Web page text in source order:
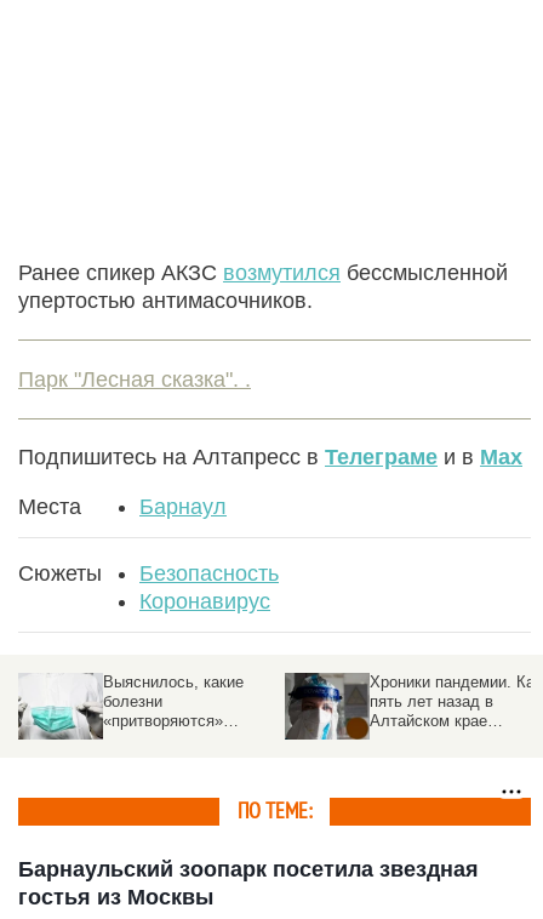
Ранее спикер АКЗС возмутился бессмысленной
упертостью антимасочников.
Парк "Лесная сказка". .
Подпишитесь на Алтапресс в Телеграме и в Max
Места Барнаул
Сюжеты
Безопасность
Коронавирус
Хроники пандемии. Как
пять лет назад в
Алтайском крае
бунтовали против
Разведданные: утечка
COVID-19 произошла в
китайской лаборатории
ПО ТЕМЕ:
Барнаульский зоопарк посетила звездная
гостья из Москвы